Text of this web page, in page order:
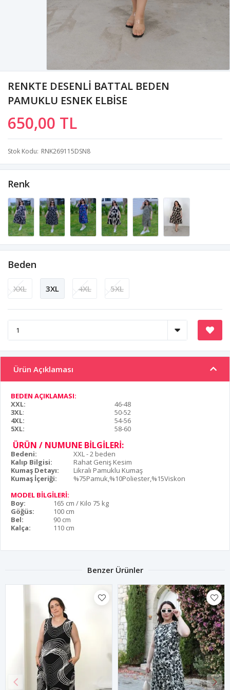
RENKTE DESENLİ BATTAL BEDEN
PAMUKLU ESNEK ELBİSE
650,00 TL
Stok Kodu RNK269115DSN8
Renk
Beden
XXL 3XL 4XL 5XL
Ürün Açıklaması
BEDEN AÇIKLAMASI:
XXL:
46-48
3XL:
50-52
4XL:
54-56
5XL:
58-60
ÜRÜN / NUMUNE BİLGİLERİ:
Bedeni:
XXL - 2 beden
Kalıp Bilgisi:
Rahat Geniş Kesim
Kumaş Detayı:
Likralı Pamuklu Kumaş
Kumaş İçeriği:
%75Pamuk,%10Poliester,%15Viskon
MODEL BİLGİLERİ:
Boy:
165 cm / Kilo 75 kg
Göğüs:
100 cm
Bel:
90 cm
Kalça:
110 cm
Benzer Ürünler